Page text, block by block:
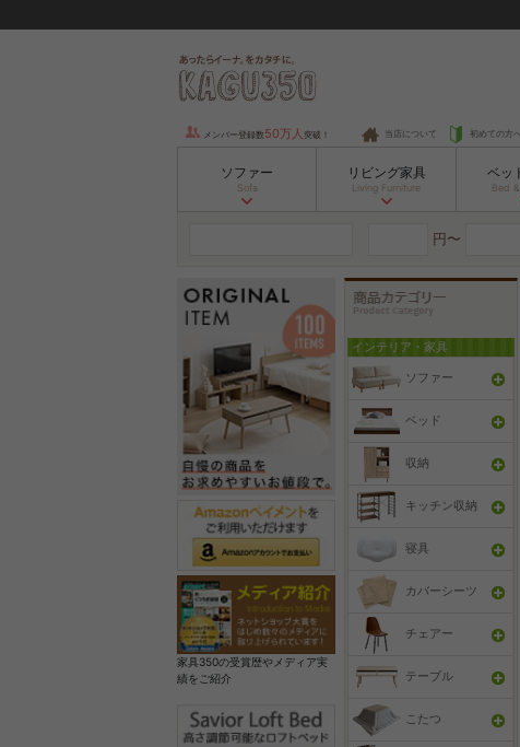
メンバー登録数 50万人 突破！ 当店について 初めての方へ
ソファー
Sofa
リビング家具
Living Furniture
ベッ
Bed
円〜
家具350の受賞歴やメディア実
績をご紹介
インテリア・家具
ソファー
ベッド
収納
キッチン収納
寝具
カバーシーツ
チェアー
テーブル
こたつ